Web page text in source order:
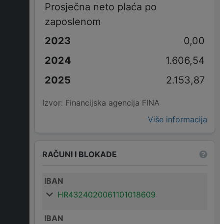
Prosječna neto plaća po
zaposlenom
0,00
1.606,54
2.153,87
Izvor: Financijska agencija FINA
Više informacija
RAČUNI I BLOKADE
IBAN
HR4324020061101018609
IBAN